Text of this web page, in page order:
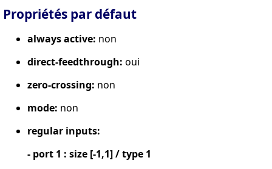
Propriétés par défaut
always active: non
direct-feedthrough: oui
zero-crossing: non
mode: non
regular inputs:
- port 1 : size [-1,1] / type 1